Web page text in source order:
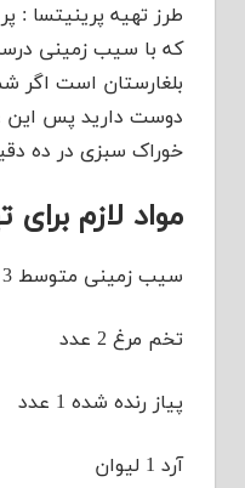
طرز تهیه پرینیتسا :
که با سیب زمینی
بلغارستان است
دوست دارید پس
خوراک سبزی در ده
مواد لازم برای
سیب زمینی متوسط 3 عدد رنده شده
تخم مرغ 2 عدد
پیاز رنده شده 1 عدد
آرد 1 لیوان